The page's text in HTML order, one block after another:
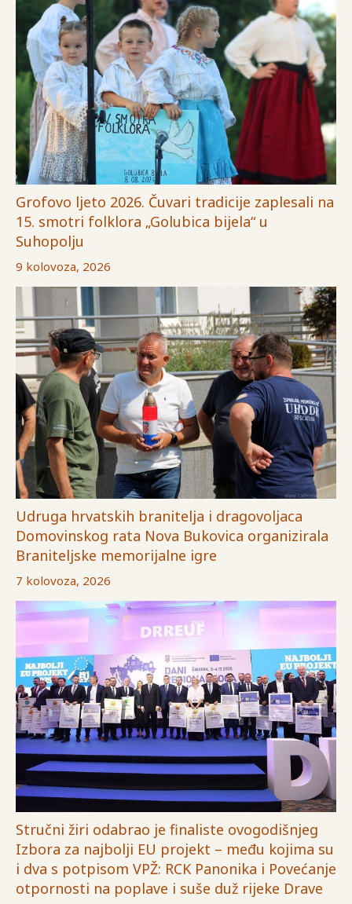
Grofovo ljeto 2026. Čuvari tradicije zaplesali na
15. smotri folklora „Golubica bijela“ u
Suhopolju
9 kolovoza, 2026
Udruga hrvatskih branitelja i dragovoljaca
Domovinskog rata Nova Bukovica organizirala
Braniteljske memorijalne igre
7 kolovoza, 2026
Stručni žiri odabrao je finaliste ovogodišnjeg
Izbora za najbolji EU projekt – među kojima su
i dva s potpisom VPŽ: RCK Panonika i Povećanje
otpornosti na poplave i suše duž rijeke Drave